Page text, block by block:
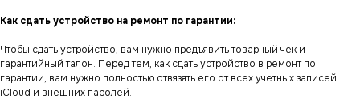
Как сдать устройство на ремонт по гарантии:
Чтобы сдать устройство, вам нужно предъявить товарный чек и
гарантийный талон. Перед тем, как сдать устройство в ремонт по
гарантии, вам нужно полностью отвязять его от всех учетных записей
iCloud и внешних паролей.